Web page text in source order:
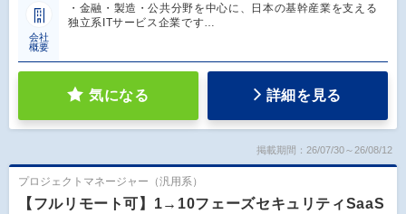
会社
概要
・金融・製造・公共分野を中心に、日本の基幹産業を支える
独立系ITサービス企業です…
気になる 詳細を見る
掲載期間：26/07/30～26/08/12
プロジェクトマネージャー（汎用系）
【フルリモート可】1→10フェーズセキュリティSaaS